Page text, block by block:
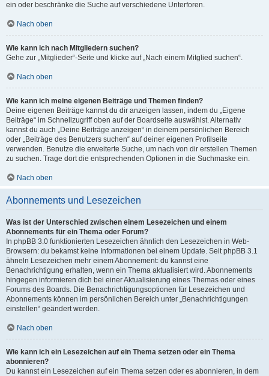
ein oder beschränke die Suche auf verschiedene Unterforen.
Nach oben
Wie kann ich nach Mitgliedern suchen?
Gehe zur „Mitglieder“-Seite und klicke auf „Nach einem Mitglied suchen“.
Nach oben
Wie kann ich meine eigenen Beiträge und Themen finden?
Deine eigenen Beiträge kannst du dir anzeigen lassen, indem du „Eigene
Beiträge“ im Schnellzugriff oben auf der Boardseite auswählst. Alternativ
kannst du auch „Deine Beiträge anzeigen“ in deinem persönlichen Bereich
oder „Beiträge des Benutzers suchen“ auf deiner eigenen Profilseite
verwenden. Benutze die erweiterte Suche, um nach von dir erstellen Themen
zu suchen. Trage dort die entsprechenden Optionen in die Suchmaske ein.
Nach oben
Abonnements und Lesezeichen
Was ist der Unterschied zwischen einem Lesezeichen und einem
Abonnements für ein Thema oder Forum?
In phpBB 3.0 funktionierten Lesezeichen ähnlich den Lesezeichen in Web-
Browsern: du bekamst keine Informationen bei einem Update. Seit phpBB 3.1
ähneln Lesezeichen mehr einem Abonnement: du kannst eine
Benachrichtigung erhalten, wenn ein Thema aktualisiert wird. Abonnements
hingegen informieren dich bei einer Aktualisierung eines Themas oder eines
Forums des Boards. Die Benachrichtigungsoptionen für Lesezeichen und
Abonnements können im persönlichen Bereich unter „Benachrichtigungen
einstellen“ geändert werden.
Nach oben
Wie kann ich ein Lesezeichen auf ein Thema setzen oder ein Thema
abonnieren?
Du kannst ein Lesezeichen auf ein Thema setzen oder es abonnieren, in dem